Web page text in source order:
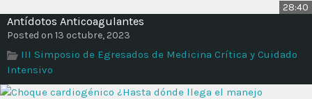
28:40
Antídotos Anticoagulantes
Posted on 13 octubre, 2023
III Simposio de Egresados de Medicina Crítica y Cuidado
Intensivo